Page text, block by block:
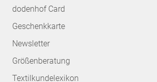
dodenhof Card
Geschenkkarte
Newsletter
Größenberatung
Textilkundelexikon